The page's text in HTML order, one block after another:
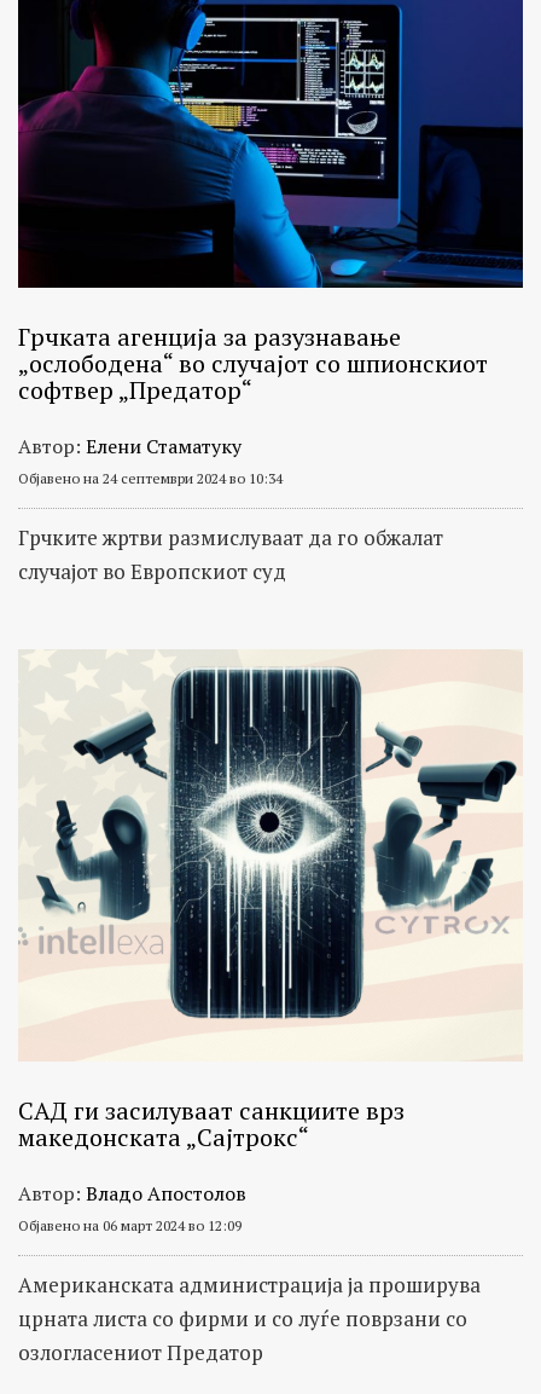
Грчката агенција зa разузнавање
„ослободена“ во случајот со шпионскиот
софтвер „Предатор“
Автор: Елени Стаматуку
Објавено на 24 септември 2024 во 10:34
Грчките жртви размислуваат да го обжалат
случајот во Европскиот суд
САД ги засилуваат санкциите врз
македонската „Сајтрокс“
Автор: Владо Апостолов
Објавено на 06 март 2024 во 12:09
Американската администрација ја проширува
црната листа со фирми и со луѓе поврзани со
озлогласениот Предатор